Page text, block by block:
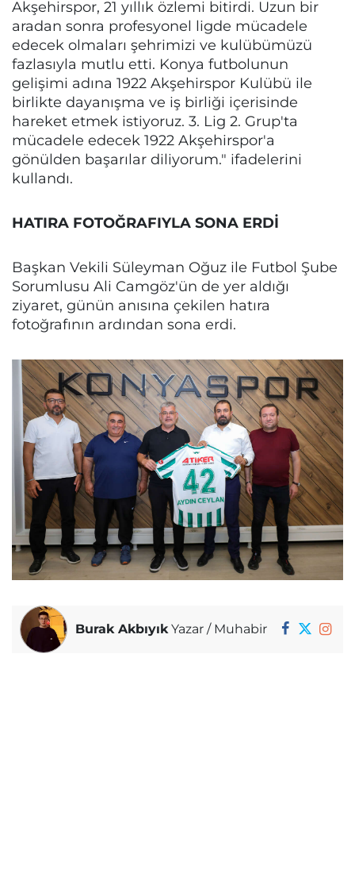
Akşehirspor, 21 yıllık özlemi bitirdi. Uzun bir
aradan sonra profesyonel ligde mücadele
edecek olmaları şehrimizi ve kulübümüzü
fazlasıyla mutlu etti. Konya futbolunun
gelişimi adına 1922 Akşehirspor Kulübü ile
birlikte dayanışma ve iş birliği içerisinde
hareket etmek istiyoruz. 3. Lig 2. Grup'ta
mücadele edecek 1922 Akşehirspor'a
gönülden başarılar diliyorum." ifadelerini
kullandı.
HATIRA FOTOĞRAFIYLA SONA ERDİ
Başkan Vekili Süleyman Oğuz ile Futbol Şube
Sorumlusu Ali Camgöz'ün de yer aldığı
ziyaret, günün anısına çekilen hatıra
fotoğrafının ardından sona erdi.
Burak AkbıyıkYazar / Muhabir